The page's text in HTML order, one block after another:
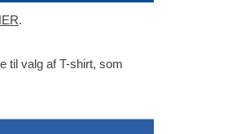
.
til valg af T-shirt, som